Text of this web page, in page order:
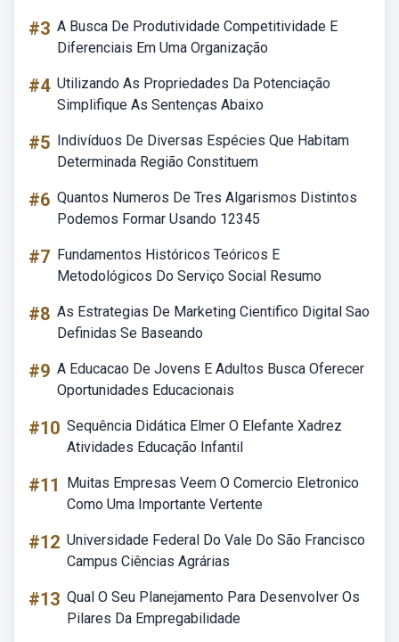
#3 A Busca De Produtividade Competitividade E
Diferenciais Em Uma Organização
#4 Utilizando As Propriedades Da Potenciação
Simplifique As Sentenças Abaixo
#5 Indivíduos De Diversas Espécies Que Habitam
Determinada Região Constituem
#6 Quantos Numeros De Tres Algarismos Distintos
Podemos Formar Usando 12345
#7 Fundamentos Históricos Teóricos E
Metodológicos Do Serviço Social Resumo
#8 As Estrategias De Marketing Cientifico Digital Sao
Definidas Se Baseando
#9 A Educacao De Jovens E Adultos Busca Oferecer
Oportunidades Educacionais
#10 Sequência Didática Elmer O Elefante Xadrez
Atividades Educação Infantil
#11
Muitas Empresas Veem O Comercio Eletronico
Como Uma Importante Vertente
#12 Universidade Federal Do Vale Do São Francisco
Campus Ciências Agrárias
#13 Qual O Seu Planejamento Para Desenvolver Os
Pilares Da Empregabilidade